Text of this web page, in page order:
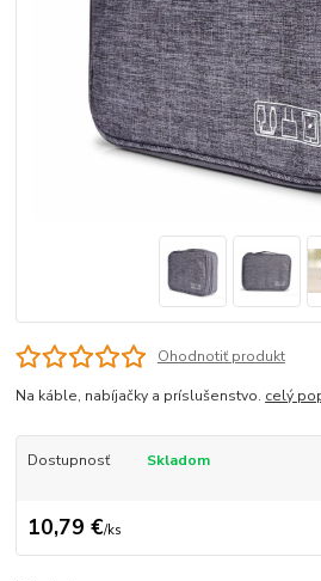
Ohodnotiť produkt
Na káble, nabíjačky a príslušenstvo. celý
Dostupnosť Skladom
10,79 €/ks